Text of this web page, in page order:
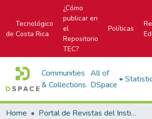
Tecnológico
de Costa Rica
¿Cómo
publicar en
el
Repositorio
TEC?
Políticas
Communities
& Collections
All of
DSpace
Home
Portal de Revistas del Instituto Tecnológico de Costa Rica